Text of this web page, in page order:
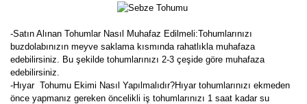
-Satın Alınan Tohumlar Nasıl Muhafaz Edilmeli:Tohumlarınızı
buzdolabınızın meyve saklama kısmında rahatlıkla muhafaza
edebilirsiniz. Bu şekilde tohumlarınızı 2-3 çeşide göre muhafaza
edebilirsiniz.
-Hıyar Tohumu Ekimi Nasıl Yapılmalıdır?Hıyar tohumlarınızı ekmeden
önce yapmanız gereken öncelikli iş tohumlarınızı 1 saat kadar su